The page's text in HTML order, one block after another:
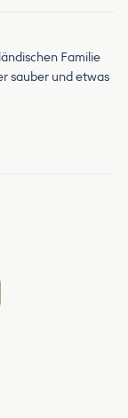
Familie
sauber und etwas